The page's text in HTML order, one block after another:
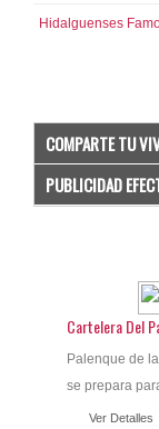
Hidalguenses
COMPARTE TU
PUBLICIDAD
Cartelera Del
Palenque de
se prepara
Ver Detalles